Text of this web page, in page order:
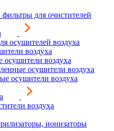
для очистителей
осушителей воздуха
воздуха
осушители воздуха
осушители воздуха
осушители воздуха
воздуха
ионизаторы